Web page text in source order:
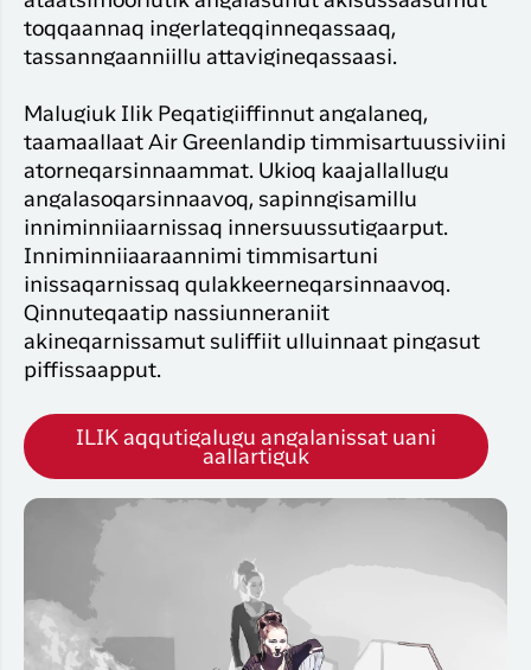
toqqaannaq ingerlateqqinneqassaaq,
tassanngaanniillu attavigineqassaasi.
Malugiuk Ilik Peqatigiiffinnut angalaneq,
taamaallaat Air Greenlandip timmisartuussiviini
atorneqarsinnaammat. Ukioq kaajallallugu
angalasoqarsinnaavoq, sapinngisamillu
inniminniiaarnissaq innersuussutigaarput.
Inniminniiaaraannimi timmisartuni
inissaqarnissaq qulakkeerneqarsinnaavoq.
Qinnuteqaatip nassiunneraniit
akineqarnissamut suliffiit ulluinnaat pingasut
piffissaapput.
ILIK aqqutigalugu angalanissat uani
aallartiguk